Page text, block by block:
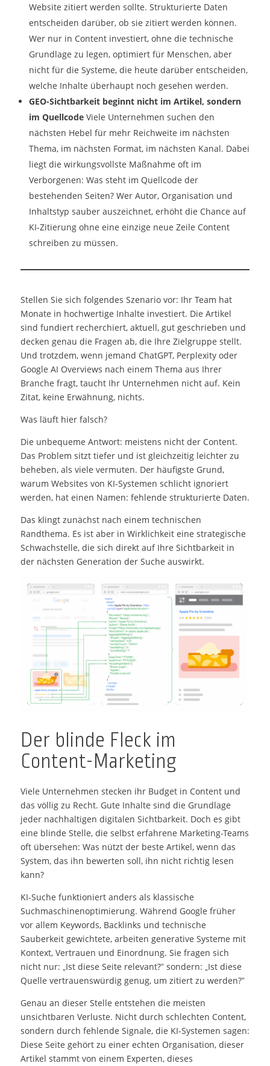
Website zitiert werden sollte. Strukturierte Daten
entscheiden darüber, ob sie zitiert werden können.
Wer nur in Content investiert, ohne die technische
Grundlage zu legen, optimiert für Menschen, aber
nicht für die Systeme, die heute darüber entscheiden,
welche Inhalte überhaupt noch gesehen werden.
GEO-Sichtbarkeit beginnt nicht im Artikel, sondern
im QuellcodeViele Unternehmen suchen den
nächsten Hebel für mehr Reichweite im nächsten
Thema, im nächsten Format, im nächsten Kanal. Dabei
liegt die wirkungsvollste Maßnahme oft im
Verborgenen: Was steht im Quellcode der
bestehenden Seiten? Wer Autor, Organisation und
Inhaltstyp sauber auszeichnet, erhöht die Chance auf
KI-Zitierung ohne eine einzige neue Zeile Content
schreiben zu müssen.
Stellen Sie sich folgendes Szenario vor: Ihr Team hat
Monate in hochwertige Inhalte investiert. Die Artikel
sind fundiert recherchiert, aktuell, gut geschrieben und
decken genau die Fragen ab, die Ihre Zielgruppe stellt.
Und trotzdem, wenn jemand ChatGPT, Perplexity oder
Google AI Overviews nach einem Thema aus Ihrer
Branche fragt, taucht Ihr Unternehmen nicht auf. Kein
Zitat, keine Erwähnung, nichts.
Was läuft hier falsch?
Die unbequeme Antwort: meistens nicht der Content.
Das Problem sitzt tiefer und ist gleichzeitig leichter zu
beheben, als viele vermuten. Der häufigste Grund,
warum Websites von KI-Systemen schlicht ignoriert
werden, hat einen Namen: fehlende strukturierte Daten.
Das klingt zunächst nach einem technischen
Randthema. Es ist aber in Wirklichkeit eine strategische
Schwachstelle, die sich direkt auf Ihre Sichtbarkeit in
der nächsten Generation der Suche auswirkt.
Der blinde Fleck im
Content-Marketing
Viele Unternehmen stecken ihr Budget in Content und
das völlig zu Recht. Gute Inhalte sind die Grundlage
jeder nachhaltigen digitalen Sichtbarkeit. Doch es gibt
eine blinde Stelle, die selbst erfahrene Marketing-Teams
oft übersehen: Was nützt der beste Artikel, wenn das
System, das ihn bewerten soll, ihn nicht richtig lesen
kann?
KI-Suche funktioniert anders als klassische
Suchmaschinenoptimierung. Während Google früher
vor allem Keywords, Backlinks und technische
Sauberkeit gewichtete, arbeiten generative Systeme mit
Kontext, Vertrauen und Einordnung. Sie fragen sich
nicht nur: „Ist diese Seite relevant?” sondern: „Ist diese
Quelle vertrauenswürdig genug, um zitiert zu werden?”
Genau an dieser Stelle entstehen die meisten
unsichtbaren Verluste. Nicht durch schlechten Content,
sondern durch fehlende Signale, die KI-Systemen sagen:
Diese Seite gehört zu einer echten Organisation, dieser
Artikel stammt von einem Experten, dieses